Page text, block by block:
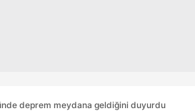
deprem meydana geldiğini duyurdu